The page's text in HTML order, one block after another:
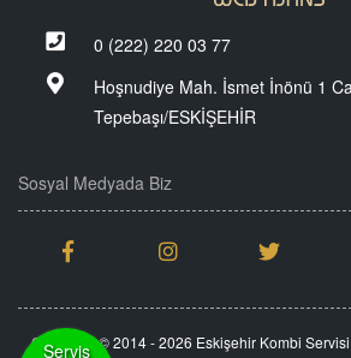
Servis
0 (222) 220 03 77
Hoşnudiye Mah. İsmet İnönü 1
Tepebaşı/ESKİŞEHİR
Sosyal Medyada Biz
Copyright © 2014 - 2026 Eskişehir Kombi